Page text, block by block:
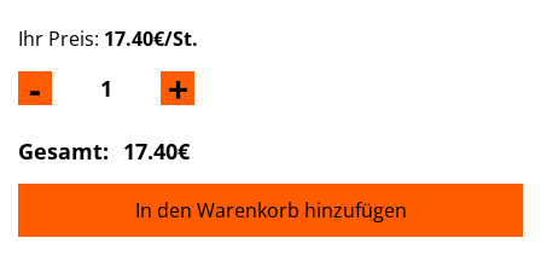
- +
Ihr Preis: 17.40€/St.
Gesamt: 17.40€
In den Warenkorb hinzufügen